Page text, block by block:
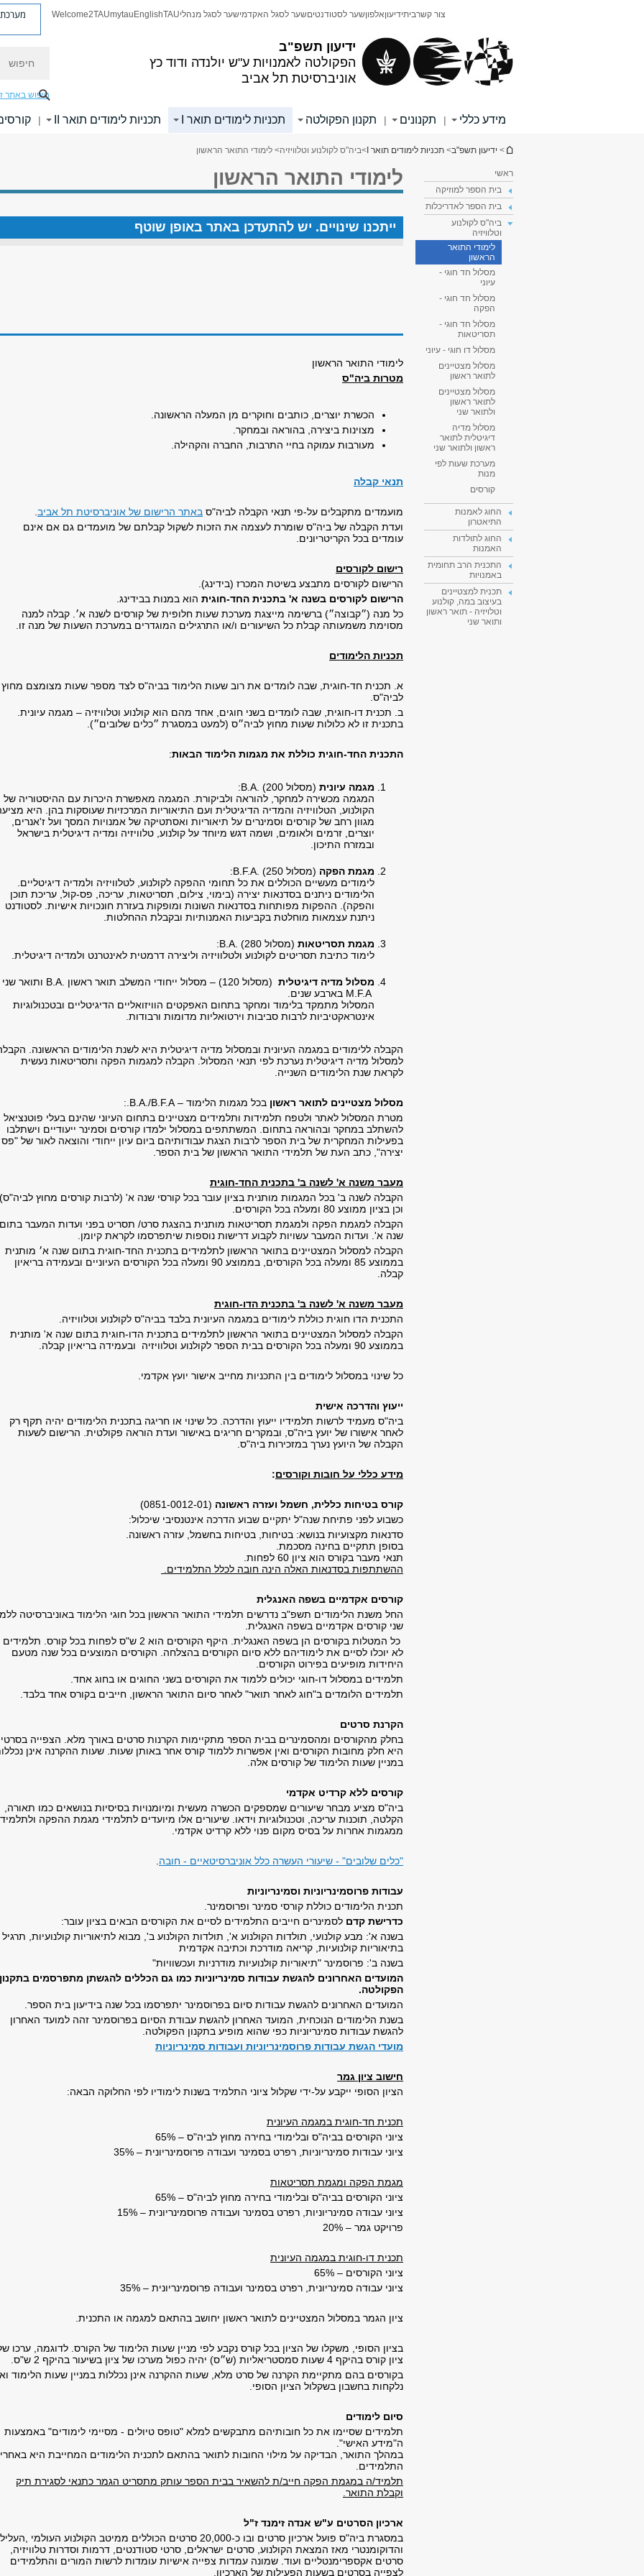
ידיעון תשפ"ב
הפקולטה לאמנויות ע"ש יולנדה ודוד כץ
אוניברסיטת תל אביב
צור קשרביתידיעוןאלפוןשער לסטודנטיםשער לסגל האקדמישער לסגל מנהליTAU
English
mytau
Welcome2TAU מערכת
חיפוש באתר
מידע כללי | תקנונים | תקנון הפקולטה תכניות לימודים תואר I תכניות לימודים תואר II |
הינך נמצא כאן
> ידיעון תשפ"ב> תכניות לימודים תואר I >ביה"ס לקולנוע וטלוויזיה> לימודי התואר הראשון
ראשי
בית הספר למוזיקה
בית הספר לאדריכלות
ביה"ס לקולנוע
וטלוויזיה
לימודי התואר
הראשון
מסלול חד חוגי -
עיוני
מסלול חד חוגי -
הפקה
מסלול חד חוגי -
תסריטאות
מסלול דו חוגי - עיוני
מסלול מצטיינים
לתואר ראשון
מסלול מצטיינים
לתואר ראשון
ולתואר שני
מסלול מדיה
דיגיטלית לתואר
ראשון ולתואר שני
מערכת שעות לפי
מנות
קורסים
החוג לאמנות
התיאטרון
החוג לתולדות
האמנות
התכנית הרב תחומית
באמנויות
תכנית למצטיינים
בעיצוב במה, קולנוע
וטלויזיה - תואר ראשון
ותואר שני
לימודי התואר הראשון
ייתכנו שינויים. יש להתעדכן באתר באופן שוטף
לימודי התואר הראשון
מטרות ביה"ס
הכשרת יוצרים, כותבים וחוקרים מן המעלה הראשונה.
מצוינות ביצירה, בהוראה ובמחקר.
מעורבות עמוקה בחיי התרבות, החברה והקהילה.
תנאי קבלה
מועמדים מתקבלים על-פי תנאי הקבלה לביה"ס באתר הרישום של אוניברסיטת תל אביב
ועדת הקבלה של ביה"ס שומרת לעצמה את הזכות לשקול קבלתם של מועמדים גם אם אינם
עומדים בכל הקריטריונים.
רישום לקורסים
הרישום לקורסים מתבצע בשיטת המכרז (בידינג).
הרישום לקורסים בשנה א' בתכנית החד-חוגית הוא במנות בבידינג.
כל מנה (״קבוצה״) ברשימה מייצגת מערכת שעות חלופית של קורסים לשנה א׳. קבלה למנה
מסוימת משמעותה קבלת כל השיעורים ו/או התרגילים המוגדרים במערכת השעות של מנה זו.
תכניות הלימודים
א. תכנית חד-חוגית, שבה לומדים את רוב שעות הלימוד בביה"ס לצד מספר שעות מצומצם מחוץ
לביה"ס.
ב. תכנית דו-חוגית, שבה לומדים בשני חוגים, אחד מהם הוא קולנוע וטלוויזיה – מגמה עיונית.
בתכנית זו לא כלולות שעות מחוץ לביה״ס (למעט במסגרת ״כלים שלובים״).
התכנית החד-חוגית כוללת את מגמות הלימוד הבאות:
מגמה עיונית (מסלול 200) B.A.
:
המגמה מכשירה למחקר, להוראה ולביקורת. המגמה מאפשרת היכרות עם ההיסטוריה של
הקולנוע, הטלוויזיה והמדיה הדיגיטלית ועם התיאוריות המרכזיות שעוסקות בהן. היא
מגוון רחב של קורסים וסמינרים על תיאוריות ואסתטיקה של אמנויות המסך ועל ז'אנרים,
יוצרים, זרמים ולאומים, ושמה דגש מיוחד על קולנוע, טלוויזיה ומדיה דיגיטלית בישראל
ובמזרח התיכון.
מגמת הפקה (מסלול 250) . B.F.A
:
לימודים מעשיים הכוללים את כל תחומי ההפקה לקולנוע, לטלוויזיה ולמדיה דיגיטליים.
הלימודים ניתנים בסדנאות יצירה (בימוי, צילום, תסריטאות, עריכה, פס-קול, עריכת תוכן
והפקה). ההפקות מפותחות בסדנאות השונות ומופקות בעזרת חונכויות אישיות. לסטודנט
ניתנת עצמאות מוחלטת בקביעות האמנותיות ובקבלת ההחלטות.
מגמת תסריטאות (מסלול 280) B.A.
:
לימוד כתיבת תסריטים לקולנוע ולטלוויזיה וליצירה דרמטית לאינטרנט ולמדיה דיגיטלית.
מסלול מדיה דיגיטלית (מסלול 120) – מסלול ייחודי המשלב תואר ראשון B.A. ותואר שני
M.F.A בארבע שנים.
המסלול מתמקד בלימוד ומחקר בתחום האפקטים הוויזואליים הדיגיטליים ובטכנולוגיות
אינטראקטיביות לרבות סביבות וירטואליות מדומות ורבודות.
הקבלה ללימודים במגמה העיונית ובמסלול מדיה דיגיטלית היא לשנת הלימודים הראשונה.
למסלול מדיה דיגיטלית נערכת לפי תנאי המסלול. הקבלה למגמות הפקה ותסריטאות נעשית
לקראת שנת הלימודים השנייה.
מסלול מצטיינים לתואר ראשון בכל מגמות הלימוד – B.A./B.F.A
.:
מטרת המסלול לאתר ולטפח תלמידות ותלמידים מצטיינים בתחום העיוני שהינם בעלי פוטנציאל
להשתלב במחקר ובהוראה בתחום. המשתתפים במסלול ילמדו קורסים וסמינר ייעודיים וישתלבו
בפעילות המחקרית של בית הספר לרבות הצגת עבודותיהם ביום עיון ייחודי והוצאה לאור של "פס
יצירה", כתב העת של תלמידי התואר הראשון של בית הספר.
מעבר משנה א' לשנה ב' בתכנית החד-חוגית
הקבלה לשנה ב' בכל המגמות מותנית בציון עובר בכל קורסי שנה א' (לרבות קורסים מחוץ לביה"ס)
וכן בציון ממוצע 80 ומעלה בכל הקורסים.
הקבלה למגמת הפקה ולמגמת תסריטאות מותנית בהצגת סרט/ תסריט בפני ועדות המעבר בתום
שנה א'. ועדות המעבר עשויות לקבוע דרישות נוספות שיתפרסמו לקראת קיומן.
הקבלה למסלול המצטיינים בתואר הראשון לתלמידים בתכנית החד-חוגית בתום שנה א׳ מותנית
בממוצע 85 ומעלה בכל הקורסים, בממוצע 90 ומעלה בכל הקורסים העיוניים ובעמידה בריאיון
קבלה.
מעבר משנה א' לשנה ב' בתכנית הדו-חוגית
התכנית הדו חוגית כוללת לימודים במגמה העיונית בלבד בביה"ס לקולנוע וטלוויזיה.
הקבלה למסלול המצטיינים בתואר הראשון לתלמידים בתכנית הדו-חוגית בתום שנה א' מותנית
בממוצע 90 ומעלה בכל הקורסים בבית הספר לקולנוע וטלוויזיה ובעמידה בריאיון קבלה.
כל שינוי במסלול לימודים בין התכניות מחייב אישור יועץ אקדמי.
ייעוץ והדרכה אישית
ביה"ס מעמיד לרשות תלמידיו ייעוץ והדרכה. כל שינוי או חריגה בתכנית הלימודים יהיה תקף רק
לאחר אישורו של יועץ ביה"ס, ובמקרים חריגים באישור ועדת הוראה פקולטית. הרישום לשעות
הקבלה של היועץ נערך במזכירות ביה"ס.
מידע כללי על חובות וקורסים:
קורס בטיחות כללית, חשמל ועזרה ראשונה (0851-0012-01)
כשבוע לפני פתיחת שנה"ל יתקיים שבוע הדרכה אינטנסיבי שיכלול:
סדנאות מקצועיות בנושא: בטיחות, בטיחות בחשמל, עזרה ראשונה.
בסופן תתקיים בחינה מסכמת.
תנאי מעבר בקורס הוא ציון 60 לפחות.
ההשתתפות בסדנאות האלה הינה חובה לכלל התלמידים.
קורסים אקדמיים בשפה האנגלית
החל משנת הלימודים תשפ"ב נדרשים תלמידי התואר הראשון בכל חוגי הלימוד באוניברסיטה
שני קורסים אקדמיים בשפה האנגלית.
כל המטלות בקורסים הן בשפה האנגלית. היקף הקורסים הוא 2 ש"ס לפחות בכל קורס. תלמידים
לא יוכלו לסיים את לימודיהם ללא סיום הקורסים בהצלחה. הקורסים המוצעים בכל שנה מטעם
היחידות מופיעים בפירוט הקורסים.
תלמידים במסלול דו-חוגי יכולים ללמוד את הקורסים בשני החוגים או בחוג אחד.
תלמידים הלומדים ב"חוג לאחר תואר" לאחר סיום התואר הראשון, חייבים בקורס אחד בלבד.
הקרנת סרטים
בחלק מהקורסים ומהסמינרים בבית הספר מתקיימות הקרנות סרטים באורך מלא. הצפייה
היא חלק מחובות הקורסים ואין אפשרות ללמוד קורס אחר באותן שעות. שעות ההקרנה אינן
במניין שעות הלימוד של קורסים אלה.
קורסים ללא קרדיט אקדמי
ביה"ס מציע מבחר שיעורים שמספקים הכשרה מעשית ומיומנויות בסיסיות בנושאים כמו תאורה,
הקלטה, תוכנות עריכה, וטכנולוגיות וידאו. שיעורים אלו מיועדים לתלמידי מגמת ההפקה
ממגמות אחרות על בסיס מקום פנוי ללא קרדיט אקדמי.
"כלים שלובים" - שיעורי העשרה כלל אוניברסיטאיים - חובה
עבודות פרוסמינריוניות וסמינריוניות
תכנית הלימודים כוללת קורסי סמינר ופרוסמינר.
כדרישת קדם לסמינרים חייבים התלמידים לסיים את הקורסים הבאים בציון עובר:
בשנה א': מבע קולנועי, תולדות הקולנוע א', תולדות הקולנוע ב', מבוא לתיאוריות קולנועיות, תרגיל
בתיאוריות קולנועיות, קריאה מודרכת וכתיבה אקדמית
בשנה ב': פרוסמינר "תיאוריות קולנועיות מודרניות ועכשוויות"
המועדים האחרונים להגשת עבודות סמינריוניות כמו גם הכללים להגשתן מתפרסמים בתקנון
הפקולטה.
המועדים האחרונים להגשת עבודות סיום בפרוסמינר יתפרסמו בכל שנה בידיעון בית הספר.
בשנת הלימודים הנוכחית, המועד האחרון להגשת עבודת הסיום בפרוסמינר זהה למועד האחרון
להגשת עבודות סמינריוניות כפי שהוא מופיע בתקנון הפקולטה.
מועדי הגשת עבודות פרוסמינריוניות ועבודות סמינריוניות
חישוב ציון גמר
הציון הסופי ייקבע על-ידי שקלול ציוני התלמיד בשנות לימודיו לפי החלוקה הבאה:
תכנית חד-חוגית במגמה העיונית
ציוני הקורסים בביה"ס ובלימודי בחירה מחוץ לביה"ס – 65%
ציוני עבודות סמינריוניות, רפרט בסמינר ועבודה פרוסמינריונית – 35%
מגמת הפקה ומגמת תסריטאות
ציוני הקורסים בביה"ס ובלימודי בחירה מחוץ לביה"ס – 65%
ציוני עבודה סמינריוניות, רפרט בסמינר ועבודה פרוסמינריונית – 15%
פרויקט גמר – 20%
תכנית דו-חוגית במגמה העיונית
ציוני הקורסים – 65%
ציוני עבודה סמינריונית, רפרט בסמינר ועבודה פרוסמינריונית – 35%
ציון הגמר במסלול המצטיינים לתואר ראשון יחושב בהתאם למגמה או התכנית.
בציון הסופי, משקלו של הציון בכל קורס נקבע לפי מניין שעות הלימוד של הקורס. לדוגמה, ערכו
ציון קורס בהיקף 4 שעות סמסטריאליות (ש״ס) יהיה כפול מערכו של ציון בשיעור בהיקף 2 ש"ס.
בקורסים בהם מתקיימת הקרנה של סרט מלא, שעות ההקרנה אינן נכללות במניין שעות הלימוד
נלקחות בחשבון בשקלול הציון הסופי.
סיום לימודים
תלמידים שסיימו את כל חובותיהם מתבקשים למלא "טופס טיולים - מסיימי לימודים" באמצעות
ה"מידע האישי".
במהלך התואר, הבדיקה על מילוי החובות לתואר בהתאם לתכנית הלימודים המחייבת היא
התלמידים.
תלמיד/ה במגמת הפקה חייב/ת להשאיר בבית הספר עותק מתסריט הגמר כתנאי לסגירת תיק
וקבלת התואר.
ארכיון הסרטים ע"ש אנדה זימנד ז"ל
במסגרת ביה"ס פועל ארכיון סרטים ובו כ-20,000 סרטים הכוללים ממיטב הקולנוע העולמי
והדוקומנטרי מאז המצאת הקולנוע, סרטים ישראלים, סרטי סטודנטים, דרמות וסדרות טלוויזיה,
סרטים אקספרימנטליים ועוד. שמונה עמדות צפייה אישיות עומדות לרשות המורים והתלמידים
לצפייה בסרטים בשעות הפעילות של הארכיון.